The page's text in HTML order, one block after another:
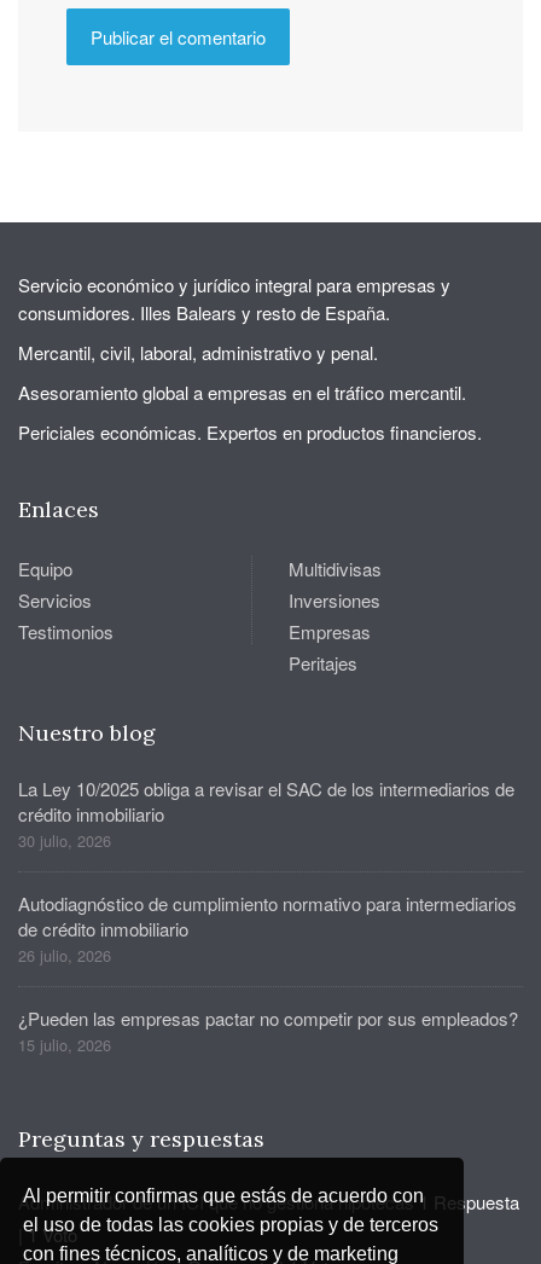
Al permitir confirmas que estás de acuerdo con
el uso de todas las cookies propias y de terceros
con fines técnicos, analíticos y de marketing
Servicio económico y jurídico integral para empresas y
consumidores. Illes Balears y resto de España.
Mercantil, civil, laboral, administrativo y penal.
Asesoramiento global a empresas en el tráfico mercantil.
Periciales económicas. Expertos en productos financieros.
Enlaces
Equipo
Servicios
Testimonios
Multidivisas
Inversiones
Empresas
Peritajes
Nuestro blog
La Ley 10/2025 obliga a revisar el SAC de los intermediarios de
crédito inmobiliario
30 julio, 2026
Autodiagnóstico de cumplimiento normativo para intermediarios
de crédito inmobiliario
26 julio, 2026
¿Pueden las empresas pactar no competir por sus empleados?
15 julio, 2026
Preguntas y respuestas
Administrador de un ICI que no gestiona hipotecas 1 Respuesta
|1 Voto